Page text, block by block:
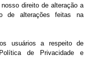
direito de alteração a
de alterações feitas na
usuários a respeito de
de Privacidade e